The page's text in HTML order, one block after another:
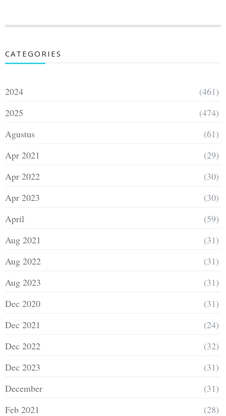
CATEGORIES
2024
(461)
2025
(474)
Agustus
(61)
Apr 2021
(29)
Apr 2022
(30)
Apr 2023
(30)
April
(59)
Aug 2021
(31)
Aug 2022
(31)
Aug 2023
(31)
Dec 2020
(31)
Dec 2021
(24)
Dec 2022
(32)
Dec 2023
(31)
December
(31)
Feb 2021
(28)